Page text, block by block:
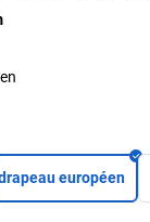
européen